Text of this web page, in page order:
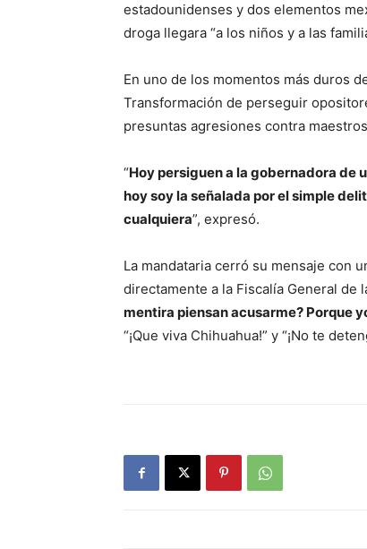
estadounidenses y dos elementos
droga llegara “a los niños y a las
En uno de los momentos más duros
Transformación de perseguir
presuntas agresiones contra
“Hoy persiguen a la gobernadora de
hoy soy la señalada por el simple
cualquiera”, expresó.
La mandataria cerró su mensaje con
directamente a la Fiscalía General de
mentira piensan acusarme? Porque
“¡Que viva Chihuahua!” y “¡No te